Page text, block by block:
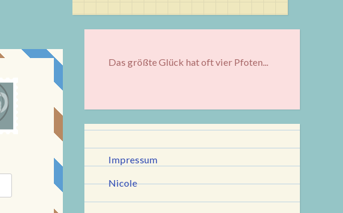
Das größte Glück hat oft vier Pfoten...
Impressum
Nicole